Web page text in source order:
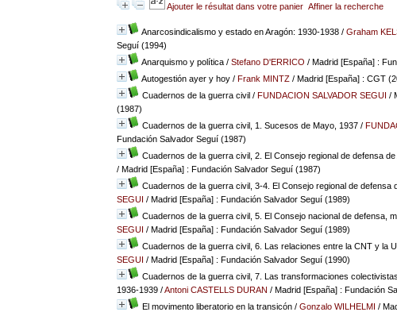
Ajouter le résultat dans votre panier Affiner la recherche
Anarcosindicalismo y estado en Aragón: 1930-1938/ Graham
Seguí (1994)
Anarquismo y política/ Stefano D'ERRICO / Madrid [España] :
Autogestión ayer y hoy/ Frank MINTZ/ Madrid [España] : CGT
Cuadernos de la guerra civil/ FUNDACION SALVADOR SEGUI /
(1987)
Cuadernos de la guerra civil, 1. Sucesos de Mayo, 1937/
Fundación Salvador Seguí (1987)
Cuadernos de la guerra civil, 2. El Consejo regional de defensa de
/ Madrid [España] : Fundación Salvador Seguí (1987)
Cuadernos de la guerra civil, 3-4. El Consejo regional de defensa
SEGUI / Madrid [España] : Fundación Salvador Seguí (1989)
Cuadernos de la guerra civil, 5. El Consejo nacional de defensa,
SEGUI / Madrid [España] : Fundación Salvador Seguí (1989)
Cuadernos de la guerra civil, 6. Las relaciones entre la CNT y la
SEGUI / Madrid [España] : Fundación Salvador Seguí (1990)
Cuadernos de la guerra civil, 7. Las transformaciones
1936-1939/Antoni CASTELLS DURAN / Madrid [España] : Fundación
El movimento liberatorio en la transicón/ Gonzalo WILHELMI /